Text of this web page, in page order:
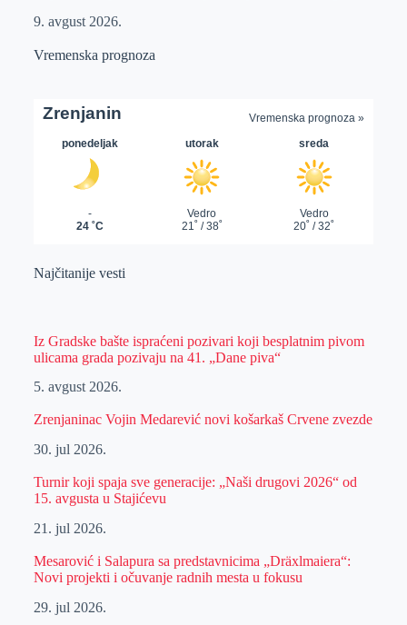
9. avgust 2026.
Vremenska prognoza
Najčitanije vesti
Iz Gradske bašte ispraćeni pozivari koji besplatnim pivom
ulicama grada pozivaju na 41. „Dane piva“
5. avgust 2026.
Zrenjaninac Vojin Medarević novi košarkaš Crvene zvezde
30. jul 2026.
Turnir koji spaja sve generacije: „Naši drugovi 2026“ od
15. avgusta u Stajićevu
21. jul 2026.
Mesarović i Salapura sa predstavnicima „Dräxlmaiera“:
Novi projekti i očuvanje radnih mesta u fokusu
29. jul 2026.